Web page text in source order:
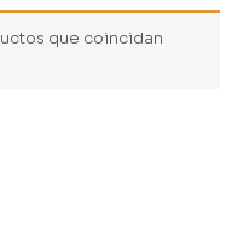
que coincidan